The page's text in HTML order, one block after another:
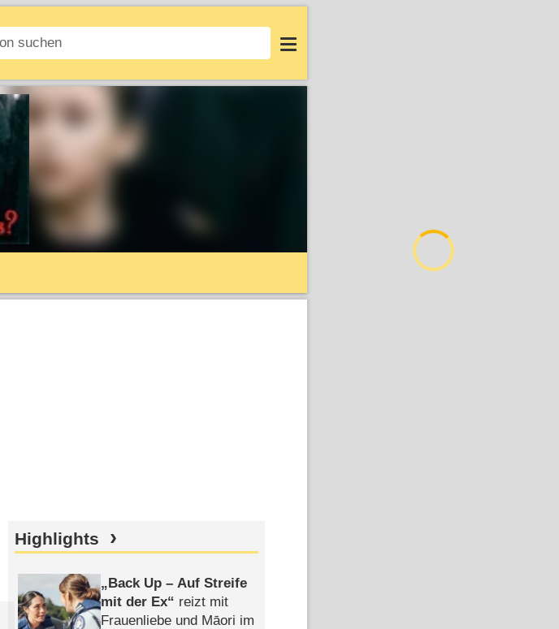
Login
Highlights
Back Up – Auf Streife
mit der Ex
reizt mit
Frauenliebe und Māori im